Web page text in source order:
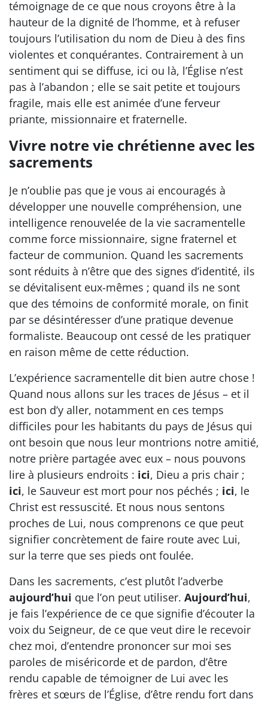
témoignage de ce que nous croyons être à la
hauteur de la dignité de l’homme, et à refuser
toujours l’utilisation du nom de Dieu à des fins
violentes et conquérantes. Contrairement à un
sentiment qui se diffuse, ici ou là, l’Église n’est
pas à l’abandon ; elle se sait petite et toujours
fragile, mais elle est animée d’une ferveur
priante, missionnaire et fraternelle.
Vivre notre vie chrétienne avec les
sacrements
Je n’oublie pas que je vous ai encouragés à
développer une nouvelle compréhension, une
intelligence renouvelée de la vie sacramentelle
comme force missionnaire, signe fraternel et
facteur de communion. Quand les sacrements
sont réduits à n’être que des signes d’identité, ils
se dévitalisent eux-mêmes ; quand ils ne sont
que des témoins de conformité morale, on finit
par se désintéresser d’une pratique devenue
formaliste. Beaucoup ont cessé de les pratiquer
en raison même de cette réduction.
L’expérience sacramentelle dit bien autre chose !
Quand nous allons sur les traces de Jésus – et il
est bon d’y aller, notamment en ces temps
difficiles pour les habitants du pays de Jésus qui
ont besoin que nous leur montrions notre amitié,
notre prière partagée avec eux – nous pouvons
lire à plusieurs endroits : ici, Dieu a pris chair ;
ici, le Sauveur est mort pour nos péchés ; ici, le
Christ est ressuscité. Et nous nous sentons
proches de Lui, nous comprenons ce que peut
signifier concrètement de faire route avec Lui,
sur la terre que ses pieds ont foulée.
Dans les sacrements, c’est plutôt l’adverbe
aujourd’hui que l’on peut utiliser. Aujourd’hui,
je fais l’expérience de ce que signifie d’écouter la
voix du Seigneur, de ce que veut dire le recevoir
chez moi, d’entendre prononcer sur moi ses
paroles de miséricorde et de pardon, d’être
rendu capable de témoigner de Lui avec les
frères et sœurs de l’Église, d’être rendu fort dans